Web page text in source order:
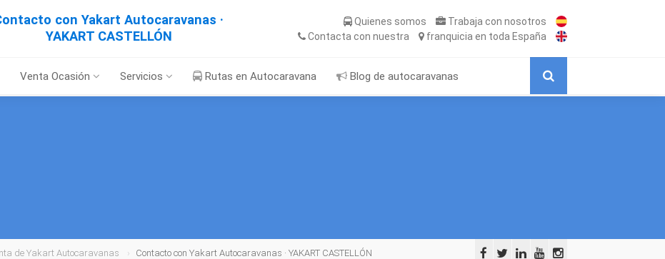
con Yakart Autocaravanas ·
YAKART CASTELLÓN
Quienes somos Trabaja con nosotros
Contacta con nuestra franquicia en toda España
Venta Ocasión Servicios Rutas en Autocaravana Blog de autocaravanas
de Yakart Autocaravanas Contacto con Yakart Autocaravanas · YAKART CASTELLÓN